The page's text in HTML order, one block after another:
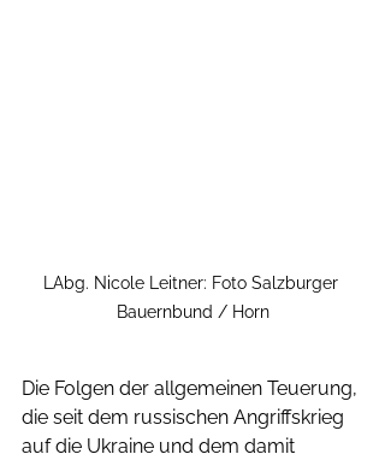
LAbg. Nicole Leitner: Foto Salzburger
Bauernbund / Horn
Die Folgen der allgemeinen Teuerung,
die seit dem russischen Angriffskrieg
auf die Ukraine und dem damit